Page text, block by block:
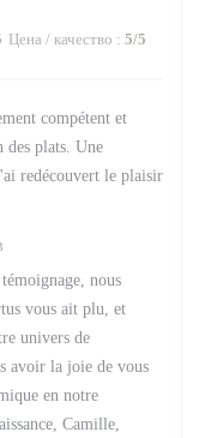
Цена / качество : 5/5
compétent et
des plats. Une
redécouvert le plaisir
nous
vous ait plu, et
univers de
avoir la joie de vous
en notre
Camille,